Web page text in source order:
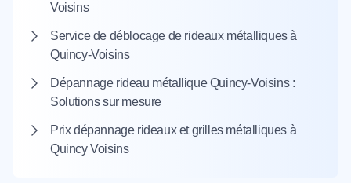
Voisins
Service de déblocage de rideaux métalliques à
Quincy-Voisins
Dépannage rideau métallique Quincy-Voisins :
Solutions sur mesure
Prix dépannage rideaux et grilles métalliques à
Quincy Voisins